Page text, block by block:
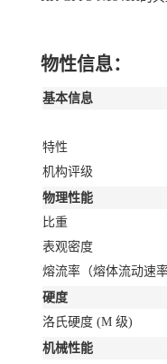
物性信息：
基本信息
特性
机构评级
物理性能
比重
表观密度
熔流率（熔体流动速
硬度
洛氏硬度 (M 级)
机械性能